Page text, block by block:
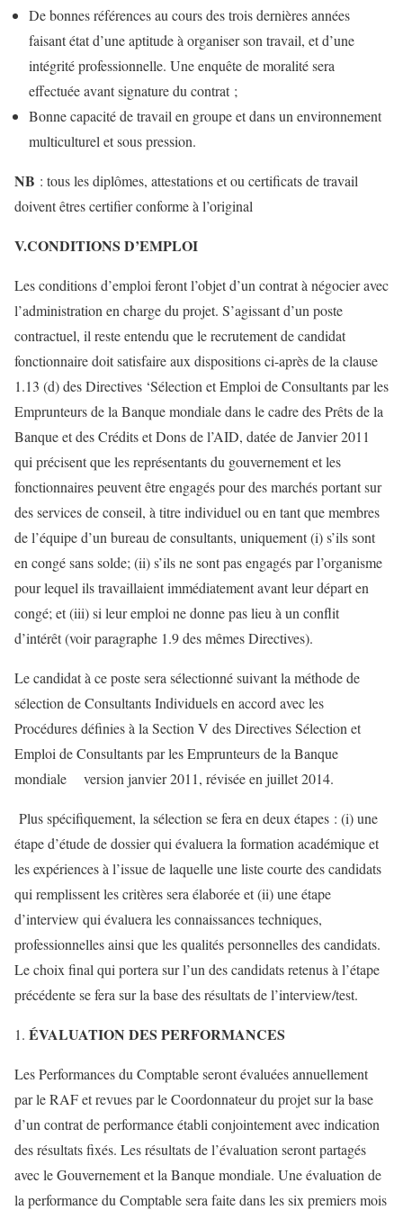
De bonnes références au cours des trois dernières années
faisant état d’une aptitude à organiser son travail, et d’une
intégrité professionnelle. Une enquête de moralité sera
effectuée avant signature du contrat ;
Bonne capacité de travail en groupe et dans un environnement
multiculturel et sous pression.
NB : tous les diplômes, attestations et ou certificats de travail
doivent êtres certifier conforme à l’original
V.CONDITIONS D’EMPLOI
Les conditions d’emploi feront l’objet d’un contrat à négocier avec
l’administration en charge du projet. S’agissant d’un poste
contractuel, il reste entendu que le recrutement de candidat
fonctionnaire doit satisfaire aux dispositions ci-après de la clause
1.13 (d) des Directives ‘Sélection et Emploi de Consultants par les
Emprunteurs de la Banque mondiale dans le cadre des Prêts de la
Banque et des Crédits et Dons de l’AID, datée de Janvier 2011
qui précisent que les représentants du gouvernement et les
fonctionnaires peuvent être engagés pour des marchés portant sur
des services de conseil, à titre individuel ou en tant que membres
de l’équipe d’un bureau de consultants, uniquement (i) s’ils sont
en congé sans solde; (ii) s’ils ne sont pas engagés par l’organisme
pour lequel ils travaillaient immédiatement avant leur départ en
congé; et (iii) si leur emploi ne donne pas lieu à un conflit
d’intérêt (voir paragraphe 1.9 des mêmes Directives).
Le candidat à ce poste sera sélectionné suivant la méthode de
sélection de Consultants Individuels en accord avec les
Procédures définies à la Section V des Directives Sélection et
Emploi de Consultants par les Emprunteurs de la Banque
mondiale version janvier 2011, révisée en juillet 2014.
Plus spécifiquement, la sélection se fera en deux étapes : (i) une
étape d’étude de dossier qui évaluera la formation académique et
les expériences à l’issue de laquelle une liste courte des candidats
qui remplissent les critères sera élaborée et (ii) une étape
d’interview qui évaluera les connaissances techniques,
professionnelles ainsi que les qualités personnelles des candidats.
Le choix final qui portera sur l’un des candidats retenus à l’étape
précédente se fera sur la base des résultats de l’interview/test.
ÉVALUATION DES PERFORMANCES
Les Performances du Comptable seront évaluées annuellement
par le RAF et revues par le Coordonnateur du projet sur la base
d’un contrat de performance établi conjointement avec indication
des résultats fixés. Les résultats de l’évaluation seront partagés
avec le Gouvernement et la Banque mondiale. Une évaluation de
la performance du Comptable sera faite dans les six premiers mois